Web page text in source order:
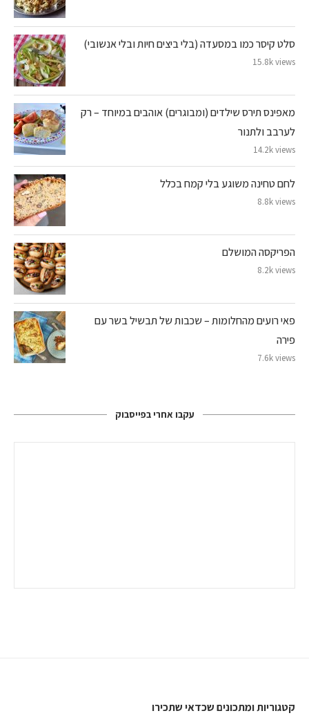
סלט קיסר כמו במסעדה (בלי ביצים חיות ובלי אנשובי)
15.8k views
מאפינס תירס שילדים (ומבוגרים) אוהבים במיוחד – רק
לערבב ולתנור
14.2k views
לחם טחינה משוגע בלי קמח בכלל
8.8k views
הפריקסה המושלם
8.2k views
פאי רועים מהחלומות – שכבות של תבשיל בשר עם
פירה
7.6k views
עקבו אחרי בפייסבוק
קטגוריות ומתכונים שכדאי שתכירו